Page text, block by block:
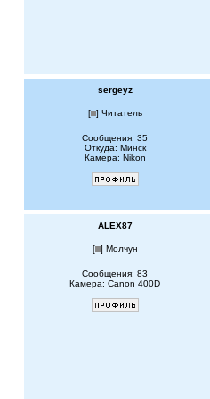
sergeyz
[ ] Читатель
Сообщения: 35
Откуда: Минск
Камера: Nikon
ALEX87
[ ] Молчун
Сообщения: 83
Камера: Canon 400D